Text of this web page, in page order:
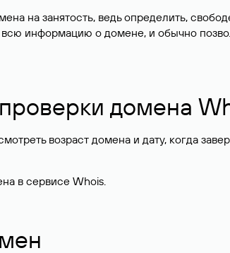
на занятость, ведь определить,
информацию о домене, и обычно
домена
возраст домена и дату, когда
в сервисе Whois.